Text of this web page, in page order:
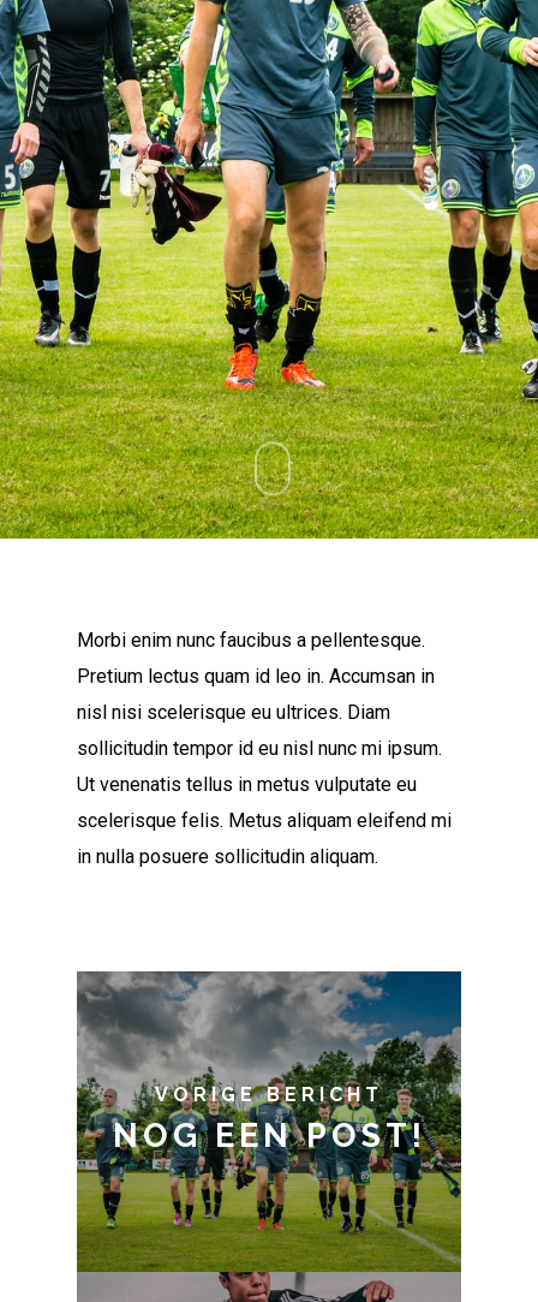
Morbi enim nunc faucibus a pellentesque.
Pretium lectus quam id leo in. Accumsan in
nisl nisi scelerisque eu ultrices. Diam
sollicitudin tempor id eu nisl nunc mi ipsum.
Ut venenatis tellus in metus vulputate eu
scelerisque felis. Metus aliquam eleifend mi
in nulla posuere sollicitudin aliquam.
VORIGE BERICHT
NOG EEN POST!